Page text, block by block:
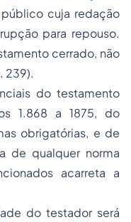
cuja redação
para repouso.
cerrado, não
239).
do testamento
1.868 a 1875, do
obrigatórias, e de
de qualquer norma
acarreta a
do testador será